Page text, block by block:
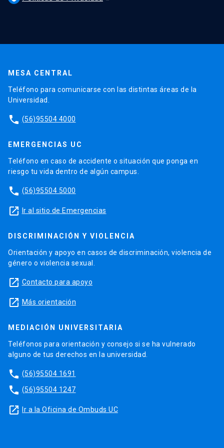
MESA CENTRAL
Teléfono para comunicarse con las distintas áreas de la
Universidad.
phone (56)95504 4000
EMERGENCIAS UC
Teléfono en caso de accidente o situación que ponga en
riesgo tu vida dentro de algún campus.
phone (56)95504 5000
launch Ir al sitio de Emergencias
DISCRIMINACIÓN Y VIOLENCIA
Orientación y apoyo en casos de discriminación, violencia de
género o violencia sexual.
launch Contacto para apoyo
launch Más orientación
MEDIACIÓN UNIVERSITARIA
Teléfonos para orientación y consejo si se ha vulnerado
alguno de tus derechos en la universidad.
phone (56)95504 1691
phone (56)95504 1247
launch Ir a la Oficina de Ombuds UC